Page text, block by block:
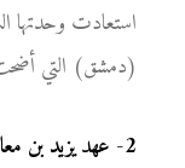
استعادت وحدتها
(دمشق) التي أضحت
2
- عهد يزيد بن